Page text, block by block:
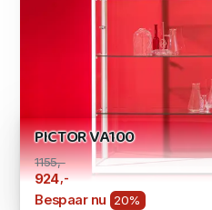
PICTOR VA100
1155,-
924,-
Bespaar nu 20%